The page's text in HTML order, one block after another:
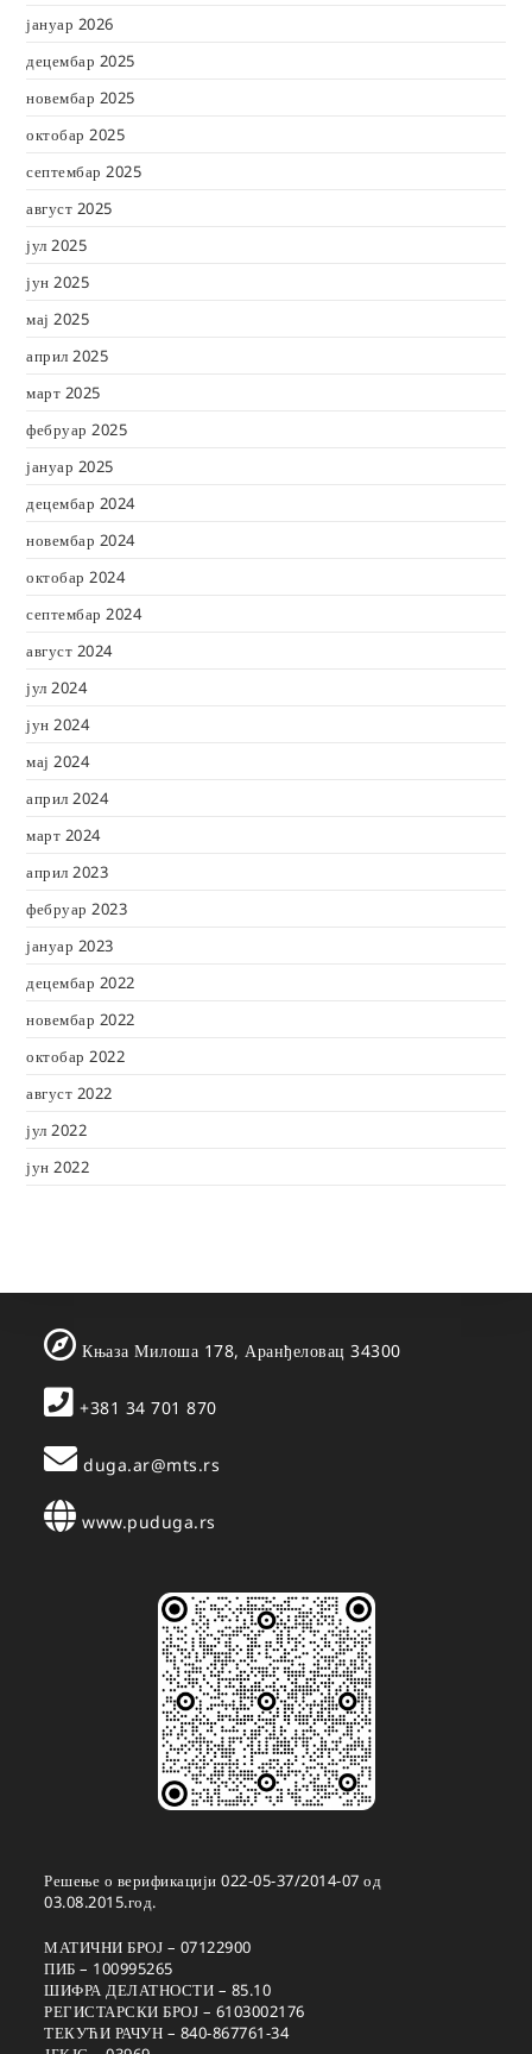
јануар 2026
децембар 2025
новембар 2025
октобар 2025
септембар 2025
август 2025
јул 2025
јун 2025
мај 2025
април 2025
март 2025
фебруар 2025
јануар 2025
децембар 2024
новембар 2024
октобар 2024
септембар 2024
август 2024
јул 2024
јун 2024
мај 2024
април 2024
март 2024
април 2023
фебруар 2023
јануар 2023
децембар 2022
новембар 2022
октобар 2022
август 2022
јул 2022
јун 2022
Књаза Милоша 178, Аранђеловац 34300
+381 34 701 870
duga.ar@mts.rs
www.puduga.rs
Решење о верификацији 022-05-37/2014-07 од
03.08.2015.год.
МАТИЧНИ БРОЈ – 07122900
ПИБ – 100995265
ШИФРА ДЕЛАТНОСТИ – 85.10
РЕГИСТАРСКИ БРОЈ – 6103002176
ТЕКУЋИ РАЧУН – 840-867761-34